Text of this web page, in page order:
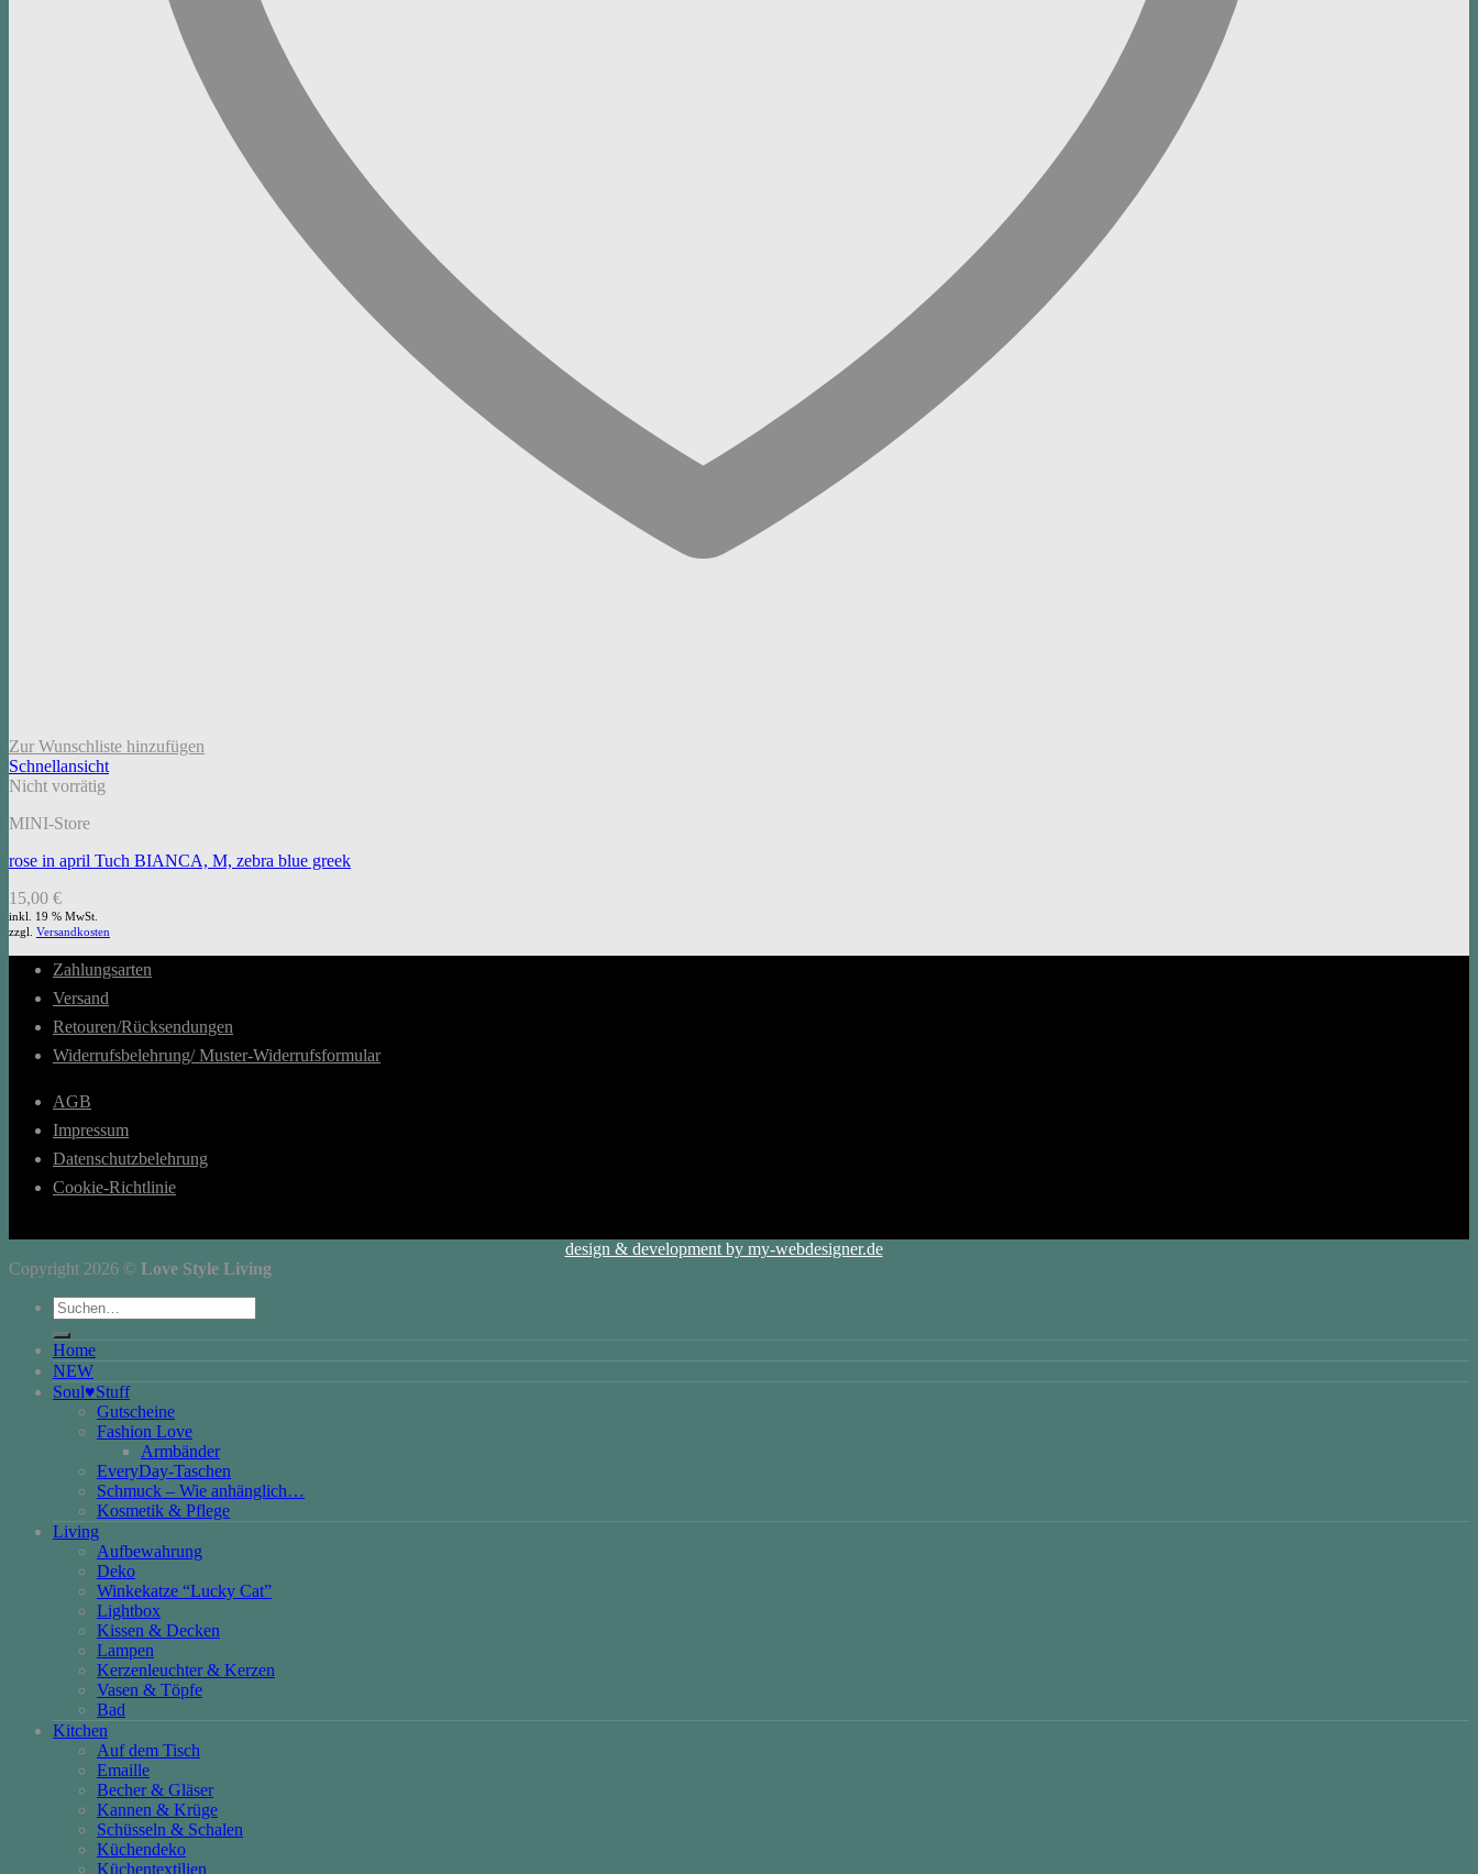
Zur Wunschliste hinzufügen
Schnellansicht
Nicht vorrätig
MINI-Store
rose in april Tuch BIANCA, M, zebra blue greek
15,00 €
inkl. 19 % MwSt.
zzgl. Versandkosten
Zahlungsarten
Versand
Retouren/Rücksendungen
Widerrufsbelehrung/ Muster-Widerrufsformular
AGB
Impressum
Datenschutzbelehrung
Cookie-Richtlinie
design & development by my-webdesigner.de
Copyright 2026 © Love Style Living
Suchen
nach:
Home
NEW
Soul♥Stuff
Gutscheine
Fashion Love
Armbänder
EveryDay-Taschen
Schmuck – Wie anhänglich…
Kosmetik & Pflege
Living
Aufbewahrung
Deko
Winkekatze “Lucky Cat”
Lightbox
Kissen & Decken
Lampen
Kerzenleuchter & Kerzen
Vasen & Töpfe
Bad
Kitchen
Auf dem Tisch
Emaille
Becher & Gläser
Kannen & Krüge
Schüsseln & Schalen
Küchendeko
Küchentextilien